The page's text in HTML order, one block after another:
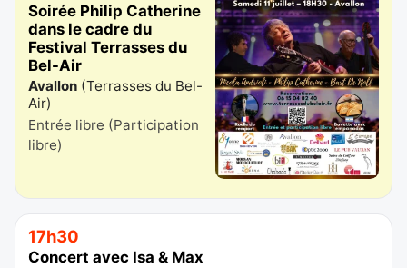
Soirée Philip Catherine
dans le cadre du
Festival Terrasses du
Bel-Air
Avallon (Terrasses du Bel-
Air)
Entrée libre (Participation
libre)
17h30
Concert avec Isa & Max